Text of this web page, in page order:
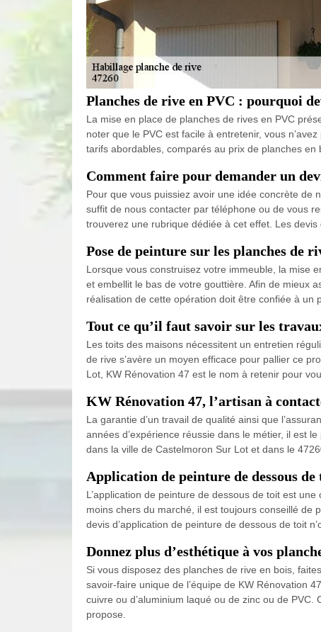
Planches de rive en PVC : pourquoi
La mise en place de planches de rives en PVC
noter que le PVC est facile à entretenir, vous
tarifs abordables, comparés au prix de planches
Comment faire pour demander un
Pour que vous puissiez avoir une idée concrète de
suffit de nous contacter par téléphone ou de vous
trouverez une rubrique dédiée à cet effet. Les
Pose de peinture sur les planches de
Lorsque vous construisez votre immeuble, la mise
et embellit le bas de votre gouttière. Afin de mieux
réalisation de cette opération doit être confiée à un
Tout ce qu’il faut savoir sur les
Les toits des maisons nécessitent un entretien
de rive s’avère un moyen efficace pour pallier ce
Lot, KW Rénovation 47 est le nom à retenir pour
KW Rénovation 47, l’artisan à
La garantie d’un travail de qualité ainsi que
années d’expérience réussie dans le métier, il est
dans la ville de Castelmoron Sur Lot et dans le
Application de peinture de dessous
L’application de peinture de dessous de toit est
moins chers du marché, il est toujours conseillé de
devis d’application de peinture de dessous de toit
Donnez plus d’esthétique à vos
Si vous disposez des planches de rive en bois,
savoir-faire unique de l’équipe de KW Rénovation
cuivre ou d’aluminium laqué ou de zinc ou de
propose.